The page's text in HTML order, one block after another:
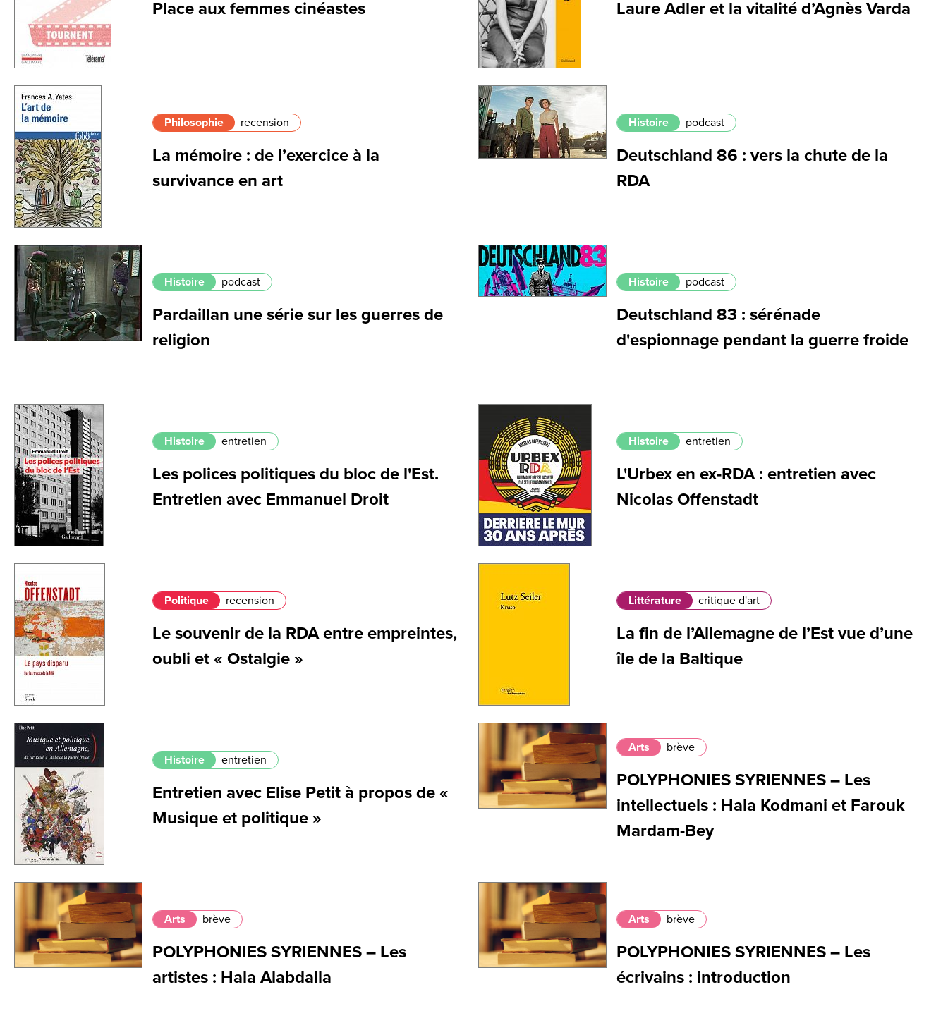
Place aux femmes cinéastes Laure Adler et la vitalité d’Agnès Varda
Philosophie recension
La mémoire : de l’exercice à la
survivance en art
Histoire podcast
Deutschland 86 : vers la chute de la
RDA
Histoire podcast
Pardaillan une série sur les guerres de
religion
Histoire podcast
Deutschland 83 : sérénade
d'espionnage pendant la guerre froide
Histoire entretien
Les polices politiques du bloc de l'Est.
Entretien avec Emmanuel Droit
Histoire entretien
L'Urbex en ex-RDA : entretien avec
Nicolas Offenstadt
Politique recension
Le souvenir de la RDA entre empreintes,
oubli et « Ostalgie »
Littérature critique d'art
La fin de l’Allemagne de l’Est vue d’une
île de la Baltique
Histoire entretien
Entretien avec Elise Petit à propos de «
Musique et politique »
Arts brève
POLYPHONIES SYRIENNES – Les
intellectuels : Hala Kodmani et Farouk
Mardam-Bey
Arts brève
POLYPHONIES SYRIENNES – Les
artistes : Hala Alabdalla
Arts brève
POLYPHONIES SYRIENNES – Les
écrivains : introduction